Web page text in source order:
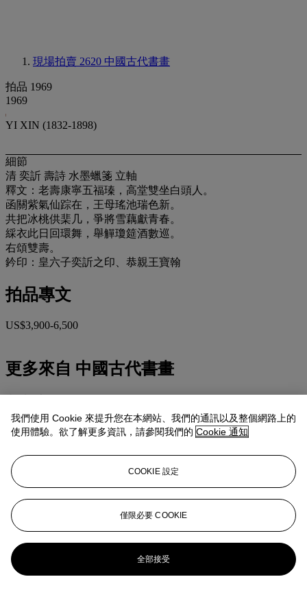
現場拍賣 2620 中國古代書畫
拍品 1969
1969
YI XIN (1832-1898)
細節
清 奕訢 壽詩 水墨蠟箋 立軸
釋文：老壽康寧五福瑧，高堂雙坐白頭人。
函關紫氣仙踪在，王母瑤池瑞色新。
共把冰桃供棐几，爭將雪藕獻青春。
綵衣此日回環舞，舉觶瓊筵酒數巡。
右頌雙壽。
鈐印：皇六子奕訢之印、恭親王寶翰
拍品專文
US$3,900-6,500
更多來自 中國古代書畫
查看全部
我們使用 Cookie 來提升您在本網站、我們的通訊以及整個網路上的
使用體驗。欲了解更多資訊，請參閱我們的 Cookie 通知
COOKIE 設定
僅限必要 COOKIE
全部接受